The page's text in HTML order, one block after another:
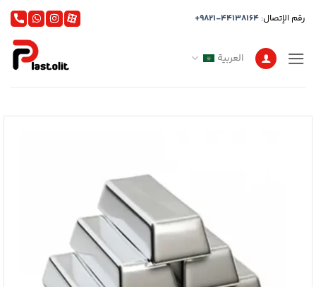
للمحتوى
رقم الإتصال: +9821-44138164
العربية